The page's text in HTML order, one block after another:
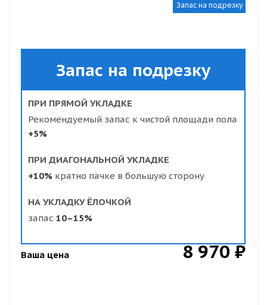
Запас на подрезку
Запас на подрезку
ПРИ ПРЯМОЙ УКЛАДКЕ
Рекомендуемый запас к чистой площади пола
+5%
ПРИ ДИАГОНАЛЬНОЙ УКЛАДКЕ
+10% кратно пачке в большую сторону
НА УКЛАДКУ ЁЛОЧКОЙ
запас 10–15%
Ваша цена 8 970 ₽